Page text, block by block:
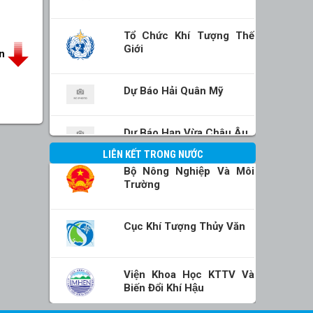
Tổ Chức Khí Tượng Thế
Giới
Dự Báo Hải Quân Mỹ
Dự Báo Hạn Vừa Châu Âu
LIÊN KẾT TRONG NƯỚC
Bộ Nông Nghiệp Và Môi
Trường
Cục Khí Tượng Thủy Văn
Viện Khoa Học KTTV Và
Biến Đổi Khí Hậu